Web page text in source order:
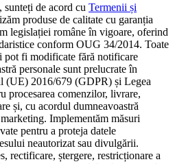
de acord cu Termenii și
produse de calitate cu garanția
legislației române în vigoare, oferind
conform OUG 34/2014. Toate
fi modificate fără notificare
personale sunt prelucrate în
(UE) 2016/679 (GDPR) și Legea
procesarea comenzilor, livrare,
și, cu acordul dumneavoastră
Implementăm măsuri
pentru a proteja datele
neautorizat sau divulgării.
rectificare, ștergere, restricționare a